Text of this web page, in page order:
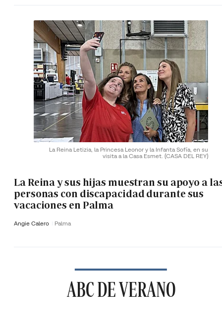
La Reina Letizia, la Princesa Leonor y la Infanta Sofía, en su
visita a la Casa Esmet. (CASA DEL REY)
La Reina y sus hijas muestran su apoyo a
personas con discapacidad durante sus
vacaciones en Palma
Angie Calero Palma
ABC DE VERANO